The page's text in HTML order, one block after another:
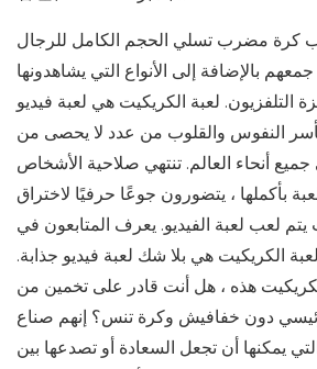
كرة مضرب تسلي الحجم الكامل للرجال
بالإضافة إلى الأنواع التي يشاهدونها
التلفزيون. لعبة الكريكيت هي لعبة فيديو
النفوس والقلوب من عدد لا يحصى من
أنحاء العالم. تنتهي صلاحية الأشخاص
بأكملها ، يتضورون جوعًا حرفيًا لاختراق
لعب لعبة الفيديو. يعرف المتابعون في
الكريكيت هي بلا شك لعبة فيديو جذابة.
هذه ، هل أنت قادر على تخمين من
دون خفافيش وكرة تنس؟ إنهم صناع
يمكنها أن تجعل السعادة أو تصدعها بين